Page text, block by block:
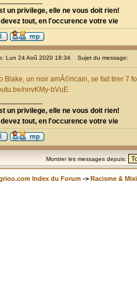
un privilege, elle ne vous doit rien!
tout, en l'occurence votre vie
Lun 24 Aoû 2020 18:34 Sujet du message:
Blake, un noir amÃ©ricain, se fait tirer 7
nnvKMy-bVuE
un privilege, elle ne vous doit rien!
tout, en l'occurence votre vie
Montrer les messages depuis:
Index du Forum -> Racisme &